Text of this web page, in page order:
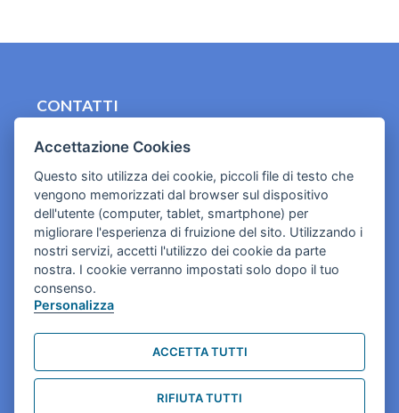
CONTATTI
Cookies e informativa privacy
Accettazione Cookies
Questo sito utilizza dei cookie, piccoli file di testo che
vengono memorizzati dal browser sul dispositivo
dell'utente (computer, tablet, smartphone) per
migliorare l'esperienza di fruizione del sito. Utilizzando i
nostri servizi, accetti l'utilizzo dei cookie da parte
nostra. I cookie verranno impostati solo dopo il tuo
consenso.
Personalizza
ACCETTA TUTTI
RIFIUTA TUTTI